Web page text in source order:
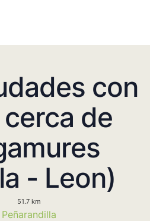
con
cerca de
- Leon)
51.7 km
Peñarandilla